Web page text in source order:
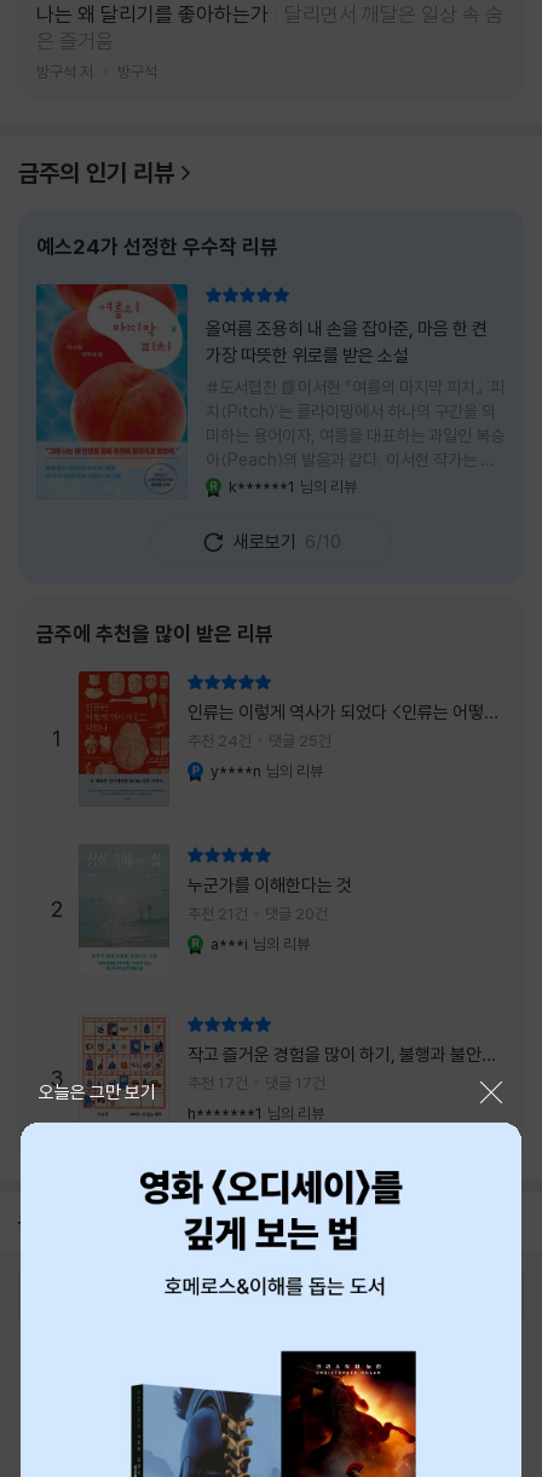
나는 왜 달리기를 좋아하는가
달리면서 깨달은 일상 속 숨
은 즐거움
방구석 저 방구석
금주의 인기 리뷰
예스24가 선정한 우수작 리뷰
올여름 조용히 내 손을 잡아준, 마음 한 켠
가장 따뜻한 위로를 받은 소설
#도서협찬 📗이서현 『여름의 마지막 피치』 '피
치(Pitch)'는 클라이밍에서 하나의 구간을 의
미하는 용어이자, 여름을 대표하는 과일인 복숭
아(Peach)의 발음과 같다. 이서현 작가는 이
중의적인 제목 안에 소설이 전하고 싶은 메시지
럼 가장 달콤하고 찬란한 계절인 여름. 하지만
그 여름도 끝이 있다. 그리고 클라이밍의 피치
피치』는 끝나가는 여름의 아쉬움과 새로운 계
의미하는 제목이었다. 소설은 각자의 '여름'을
잃어버린 다섯 인물들의 이야기를 담고 있다.
👧연인에게 이별을 통보받고 외모를 향한 악성
댓글로 인해 카메라 앞에 설 수 없게 된 요리 유
튜버
k******1 님의 리뷰
새로보기 6/10
금주에 추천을 많이 받은 리뷰
1
인류는 이렇게 역사가 되었다 <인류는 어떻게
역사가 되었나>
추천 24건 댓글 25건
y****n 님의 리뷰
2
누군가를 이해한다는 것
추천 21건 댓글 20건
a***i 님의 리뷰
3
작고 즐거운 경험을 많이 하기, 불행과 불안을
회피하지 말기, 그리고 좋은 사람을 많이 만나
기.
추천 17건
댓글 17건
h*******1 님의 리뷰
공지 8월 신용카드 무이자할부 안내
오늘은 그만 보기
최근 본 상품
티켓 1544-6399
중고샵 1566-4295
eBook 1:1문의/채팅상담
예스이십사(주) 사업자 정보
이용약관
개인정보처리방침
청소년보호정책
PC버전
회사소개 거래처관계자께